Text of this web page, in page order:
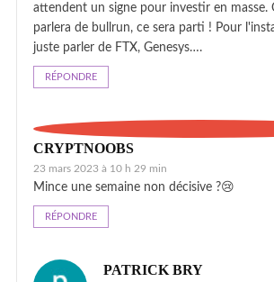
attendent un signe pour investir en masse.
parlera de bullrun, ce sera parti ! Pour
juste parler de FTX, Genesys….
RÉPONDRE
CRYPTNOOBS
23 mars 2023 à 10 h 29 min
Mince une semaine non décisive ?😢
RÉPONDRE
PATRICK BRY